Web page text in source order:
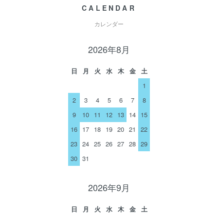
CALENDAR
カレンダー
2026年8月
日 月 火 水 木 金
土
1
2
3 4 5 6 7
8
9
10 11 12 13 14 15
16 17 18 19 20 21
22
23 24 25 26 27 28 29
30 31
2026年9月
日 月 火 水 木 金
土